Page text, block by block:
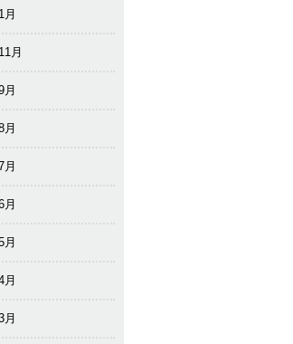
月
月
月
月
月
月
月
月
月